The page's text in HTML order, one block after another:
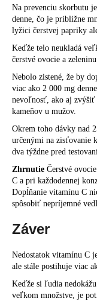
Na prevenciu skorbutu
denne, čo je približne
lyžici čerstvej papriky
Keďže telo neukladá
čerstvé ovocie a
Nebolo zistené, že by
viac ako 2 000 mg
nevoľnosť, ako aj
kameňov u mužov.
Okrem toho dávky nad
určenými na zisťovanie
dva týždne pred
Zhrnutie Čerstvé
C a pri každodennej
Dopĺňanie vitamínu C
spôsobiť nepríjemné
Záver
Nedostatok vitamínu C
ale stále postihuje viac
Keďže si ľudia
veľkom množstve, je